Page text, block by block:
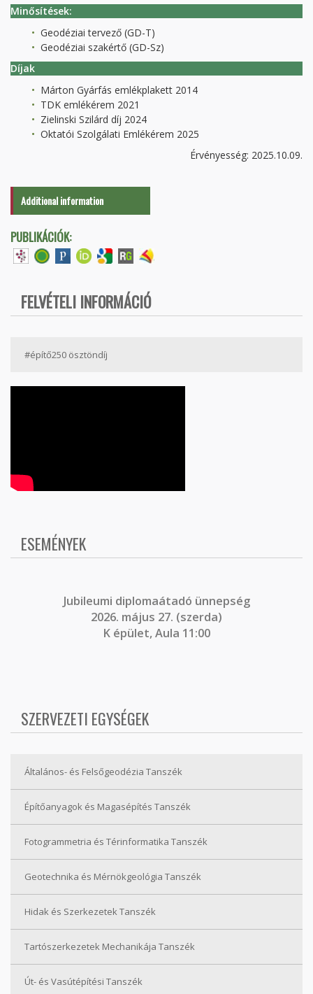
Minősítések:
Geodéziai tervező (GD-T)
Geodéziai szakértő (GD-Sz)
Díjak
Márton Gyárfás emlékplakett 2014
TDK emlékérem 2021
Zielinski Szilárd díj 2024
Oktatói Szolgálati Emlékérem 2025
Érvényesség: 2025.10.09.
Additional information
PUBLIKÁCIÓK:
FELVÉTELI INFORMÁCIÓ
#építő250 ösztöndíj
ESEMÉNYEK
Jubileumi diplomaátadó ünnepség
2026. május 27. (szerda)
K épület, Aula 11:00
SZERVEZETI EGYSÉGEK
Általános- és Felsőgeodézia Tanszék
Építőanyagok és Magasépítés Tanszék
Fotogrammetria és Térinformatika Tanszék
Geotechnika és Mérnökgeológia Tanszék
Hidak és Szerkezetek Tanszék
Tartószerkezetek Mechanikája Tanszék
Út- és Vasútépítési Tanszék